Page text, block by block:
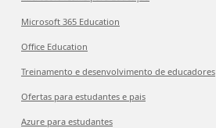
Microsoft 365 Education
Office Education
Treinamento e desenvolvimento de educadores
Ofertas para estudantes e pais
Azure para estudantes